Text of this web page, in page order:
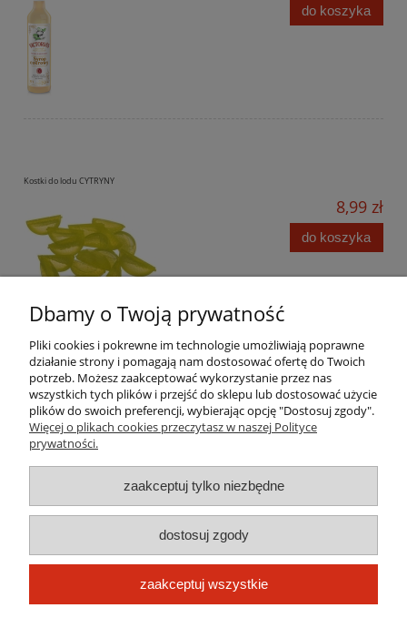
do koszyka
Kostki do lodu CYTRYNY
8,99 zł
do koszyka
Pomoc
Płatności i dostawa
Informacje
O nas
Dbamy o Twoją prywatność
Pliki cookies i pokrewne im technologie umożliwiają poprawne
działanie strony i pomagają nam dostosować ofertę do Twoich
potrzeb. Możesz zaakceptować wykorzystanie przez nas
wszystkich tych plików i przejść do sklepu lub dostosować użycie
plików do swoich preferencji, wybierając opcję "Dostosuj zgody".
Więcej o plikach cookies przeczytasz w naszej Polityce
prywatności.
zaakceptuj tylko niezbędne
dostosuj zgody
zaakceptuj wszystkie